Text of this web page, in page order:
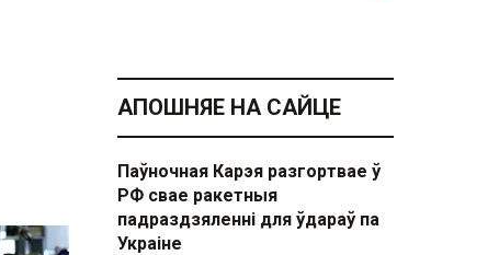
АПОШНЯЕ НА САЙЦЕ
Паўночная Карэя разгортвае ў
РФ свае ракетныя
падраздзяленні для ўдараў па
Украіне